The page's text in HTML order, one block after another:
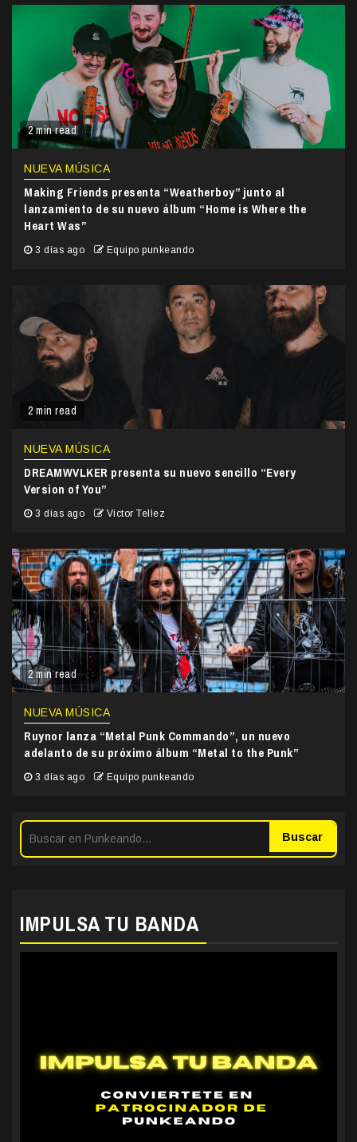
2 min read
NUEVA MÚSICA
Making Friends presenta “Weatherboy” junto al
lanzamiento de su nuevo álbum “Home is Where the
Heart Was”
3 días ago Equipo punkeando
2 min read
NUEVA MÚSICA
DREAMWVLKER presenta su nuevo sencillo “Every
Version of You”
3 días ago Victor Tellez
2 min read
NUEVA MÚSICA
Ruynor lanza “Metal Punk Commando”, un nuevo
adelanto de su próximo álbum “Metal to the Punk”
3 días ago Equipo punkeando
Buscar
IMPULSA TU BANDA